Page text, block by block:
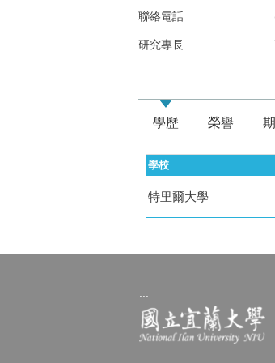
聯絡電話
研究專長
學歷 榮譽
學校
特里爾大學
:::